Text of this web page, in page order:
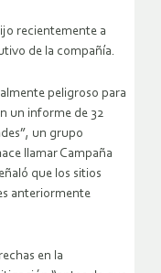
recientemente a
de la compañía.
peligroso para
un informe de 32
un grupo
llamar Campaña
que los sitios
anteriormente
en la